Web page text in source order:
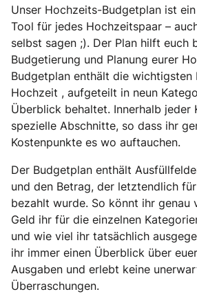
Unser Hochzeits-Budgetplan ist
Tool für jedes Hochzeitspaar –
selbst sagen ;). Der Plan hilft euch
Budgetierung und Planung eurer
Budgetplan enthält die wichtigsten
Hochzeit , aufgeteilt in neun
Überblick behaltet. Innerhalb jeder
spezielle Abschnitte, so dass ihr
Kostenpunkte es wo auftauchen.
Der Budgetplan enthält
und den Betrag, der letztendlich
bezahlt wurde. So könnt ihr genau
Geld ihr für die einzelnen
und wie viel ihr tatsächlich
ihr immer einen Überblick über
Ausgaben und erlebt keine
Überraschungen.